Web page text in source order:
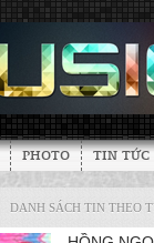
PHOTO TIN TỨC
DANH SÁCH TIN THEO